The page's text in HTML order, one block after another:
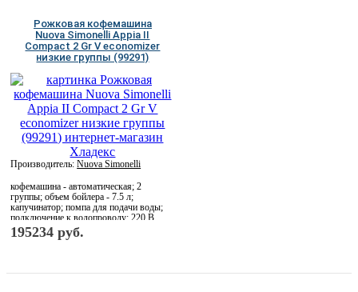
Рожковая кофемашина
Nuova Simonelli Appia II
Compact 2 Gr V economizer
низкие группы (99291)
Производитель:Nuova Simonelli
кофемашина - автоматическая; 2
группы; объем бойлера - 7.5 л;
капучинатор; помпа для подачи воды;
подключение к водопроводу; 220 В
195234 руб.